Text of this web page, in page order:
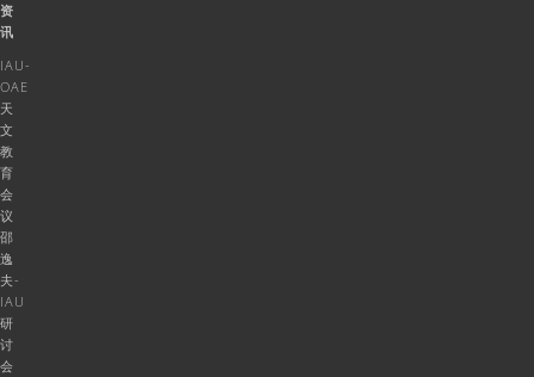
资
讯
IAU-
OAE
天
文
教
育
会
议
邵
逸
夫-
IAU
研
讨
会